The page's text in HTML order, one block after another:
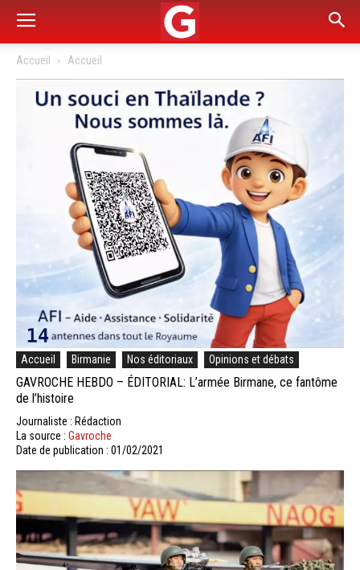
Accueil Accueil
Accueil Birmanie Nos éditoriaux Opinions et débats
GAVROCHE HEBDO – ÉDITORIAL: L’armée Birmane, ce fantôme
de l’histoire
Journaliste : Rédaction
La source : Gavroche
Date de publication : 01/02/2021